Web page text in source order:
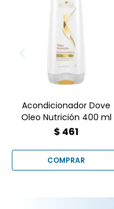
Acondicionador Dove
Oleo Nutrición 400 ml
$ 461